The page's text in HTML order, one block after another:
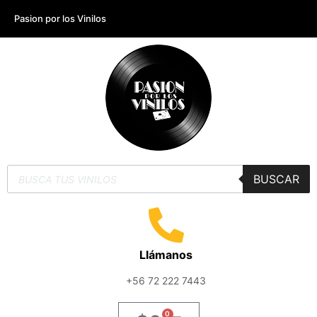
Pasion por los Vinilos
BUSCAR
Llámanos
+56 72 222 7443
0